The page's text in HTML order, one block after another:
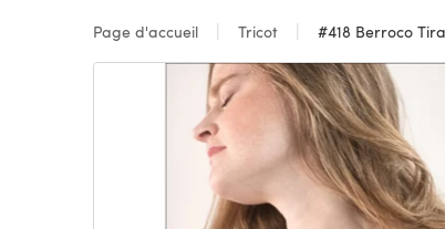
Page d'accueil Tricot #418 Berroco